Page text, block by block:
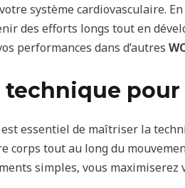
système cardiovasculaire.
des efforts longs tout en
performances dans d’autres
essentiel de maîtriser la
corps tout au long du
simples, vous